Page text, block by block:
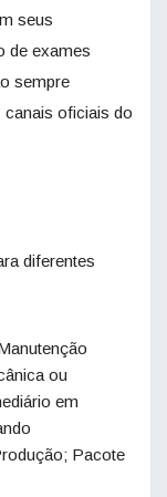
seus
de exames
sempre
canais oficiais do
diferentes
ou
em
Pacote